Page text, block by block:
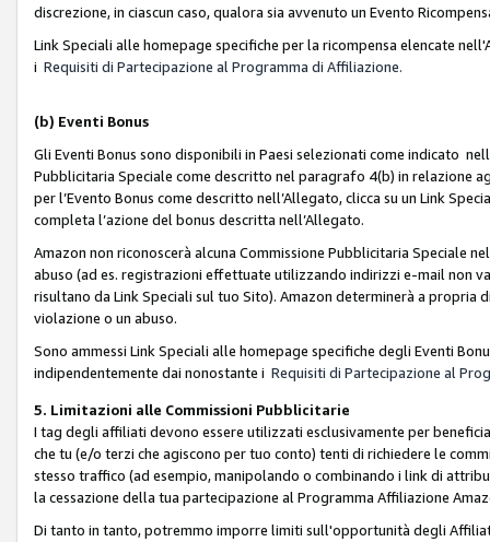
discrezione, in ciascun caso, qualora sia avvenuto un Evento
Link Speciali alle homepage specifiche per la ricompensa elencate
i Requisiti di Partecipazione al Programma di Affiliazione.
(b) Eventi Bonus
Gli Eventi Bonus sono disponibili in Paesi selezionati come indicato
Pubblicitaria Speciale come descritto nel paragrafo 4(b) in relazione
per l’Evento Bonus come descritto nell’Allegato, clicca su un Link
completa l’azione del bonus descritta nell’Allegato.
Amazon non riconoscerà alcuna Commissione Pubblicitaria Speciale
abuso (ad es. registrazioni effettuate utilizzando indirizzi e-mail non
risultano da Link Speciali sul tuo Sito). Amazon determinerà a propria
violazione o un abuso.
Sono ammessi Link Speciali alle homepage specifiche degli Eventi
indipendentemente dai nonostante i Requisiti di Partecipazione al
5. Limitazioni alle Commissioni Pubblicitarie
I tag degli affiliati devono essere utilizzati esclusivamente per
che tu (e/o terzi che agiscono per tuo conto) tenti di richiedere le
stesso traffico (ad esempio, manipolando o combinando i link di
la cessazione della tua partecipazione al Programma Affiliazione
Di tanto in tanto, potremmo imporre limiti sull'opportunità degli